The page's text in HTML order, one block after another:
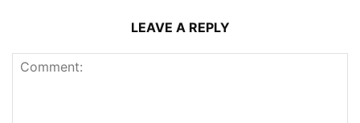
LEAVE A REPLY